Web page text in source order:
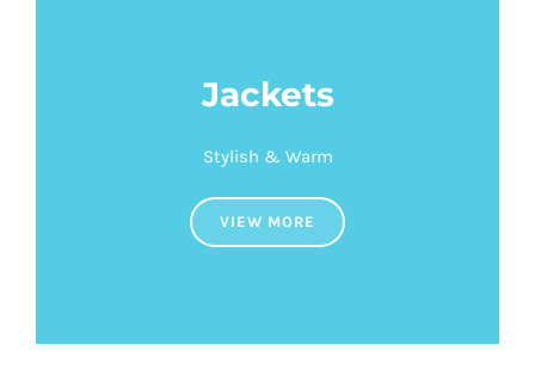
Jackets
Stylish & Warm
VIEW MORE